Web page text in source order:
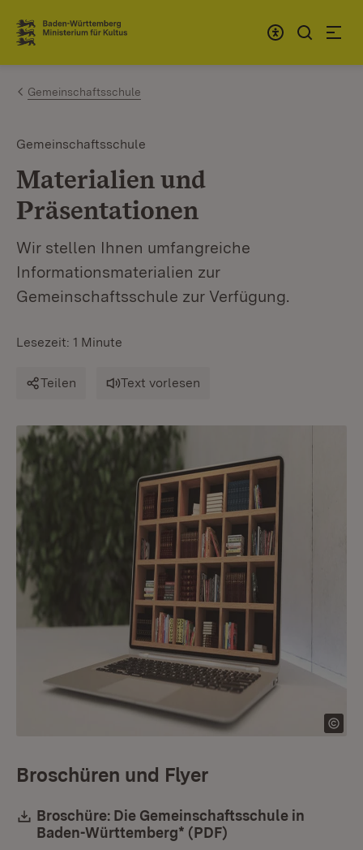
Zum Inhalt springen
Link zur Startseite
Gemeinschaftsschule
Gemeinschaftsschule
Materialien und
Präsentationen
Wir stellen Ihnen umfangreiche
Informationsmaterialien zur
Gemeinschaftsschule zur Verfügung.
Lesezeit: 1 Minute
Teilen Text vorlesen
Broschüren und Flyer
Download:
Broschüre: Die Gemeinschaftsschule in
Baden-Württemberg* (PDF)